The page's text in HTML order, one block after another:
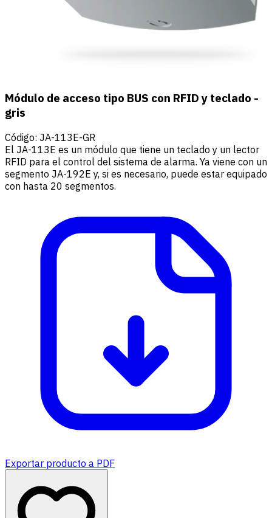
Módulo de acceso tipo BUS con RFID y teclado -
gris
Código: JA-113E-GR
El JA-113E es un módulo que tiene un teclado y un lector
RFID para el control del sistema de alarma. Ya viene con un
segmento JA-192E y, si es necesario, puede estar equipado
con hasta 20 segmentos.
Exportar producto a PDF